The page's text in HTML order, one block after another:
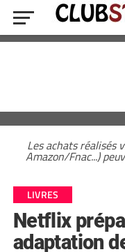
Les achats réalisés
Amazon/Fnac...)
LIVRES
Netflix
adaptation